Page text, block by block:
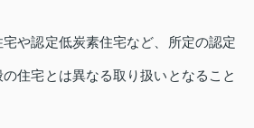
や認定低炭素住宅など、所定の認定
住宅とは異なる取り扱いとなること